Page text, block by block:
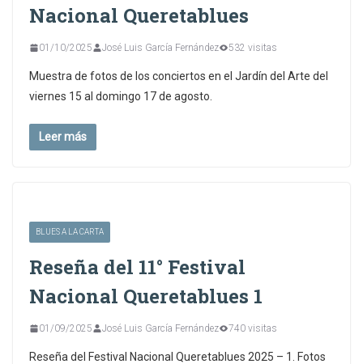
Nacional Queretablues
01/10/2025 José Luis García Fernández 532 visitas
Muestra de fotos de los conciertos en el Jardín del Arte del
viernes 15 al domingo 17 de agosto.
Leer más
BLUES A LA CARTA
Reseña del 11° Festival
Nacional Queretablues 1
01/09/2025 José Luis García Fernández 740 visitas
Reseña del Festival Nacional Queretablues 2025 – 1. Fotos